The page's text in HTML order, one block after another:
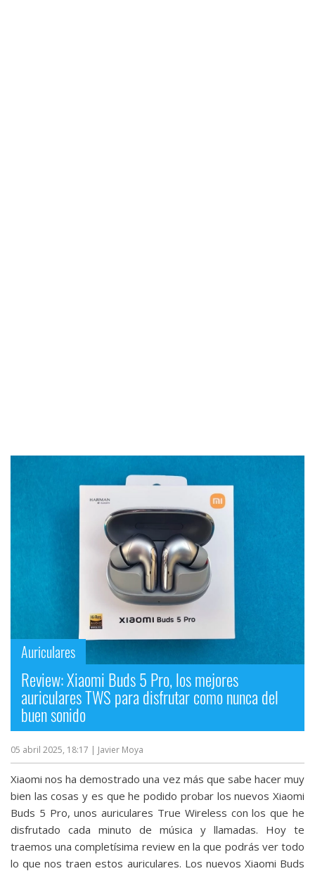
Auriculares
Review: Xiaomi Buds 5 Pro, los mejores
auriculares TWS para disfrutar como nunca del
buen sonido
05 abril 2025, 18:17 | Javier Moya
Xiaomi nos ha demostrado una vez más que sabe hacer muy
bien las cosas y es que he podido probar los nuevos Xiaomi
Buds 5 Pro, unos auriculares True Wireless con los que he
disfrutado cada minuto de música y llamadas. Hoy te
traemos una completísima review en la que podrás ver todo
lo que nos traen estos auriculares. Los nuevos Xiaomi Buds